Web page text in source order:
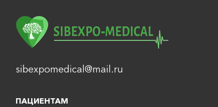
sibexpomedical@mail.ru
ПАЦИЕНТАМ